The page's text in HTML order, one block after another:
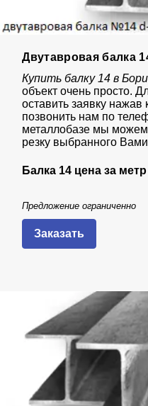
Двутавровая балка
Купить балку 14 в
объект очень просто.
оставить заявку нажав
позвонить нам по
металлобазе мы
резку выбранного
Балка 14 цена за
Предложение ограниченно
Заказать